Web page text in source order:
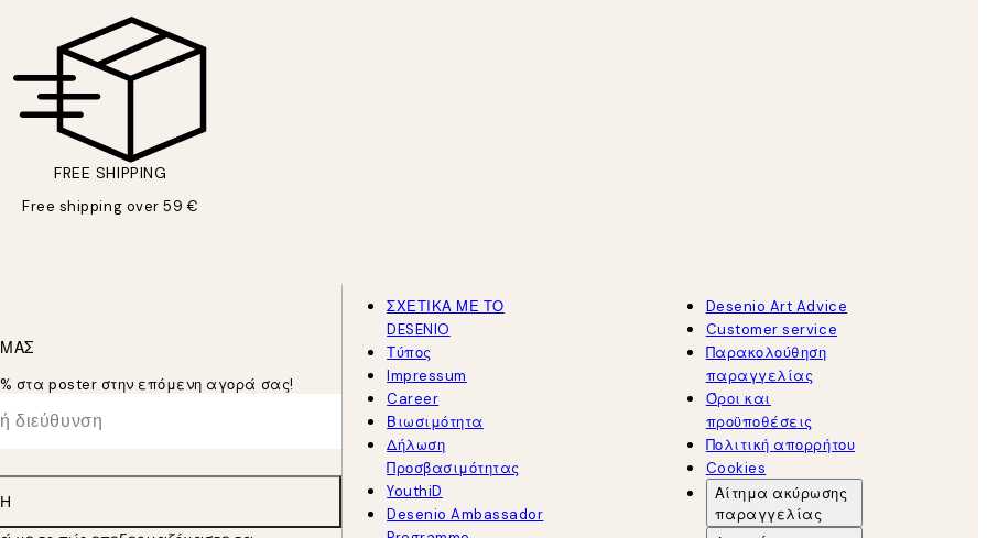
FREE SHIPPING
Free shipping over 59 €
στα poster στην επόμενη αγορά σας!
ΣΧΕΤΙΚΑ ΜΕ ΤΟ
DESENIO
Τύπος
Impressum
Career
Βιωσιμότητα
Δήλωση
Προσβασιμότητας
YouthiD
Desenio Ambassador
Desenio Art Advice
Customer service
Παρακολούθηση
παραγγελίας
Όροι και
προϋποθέσεις
Πολιτική απορρήτου
Cookies
Αίτημα ακύρωσης
παραγγελίας